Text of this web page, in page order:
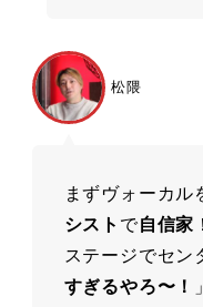
松隈
まずヴォーカ
シスト で⾃信家
ステージでセン
すぎるやろ〜！